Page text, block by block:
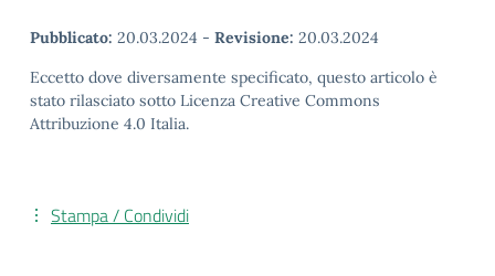
Pubblicato: 20.03.2024 - Revisione: 20.03.2024
Eccetto dove diversamente specificato, questo articolo è
stato rilasciato sotto Licenza Creative Commons
Attribuzione 4.0 Italia.
Stampa / Condividi